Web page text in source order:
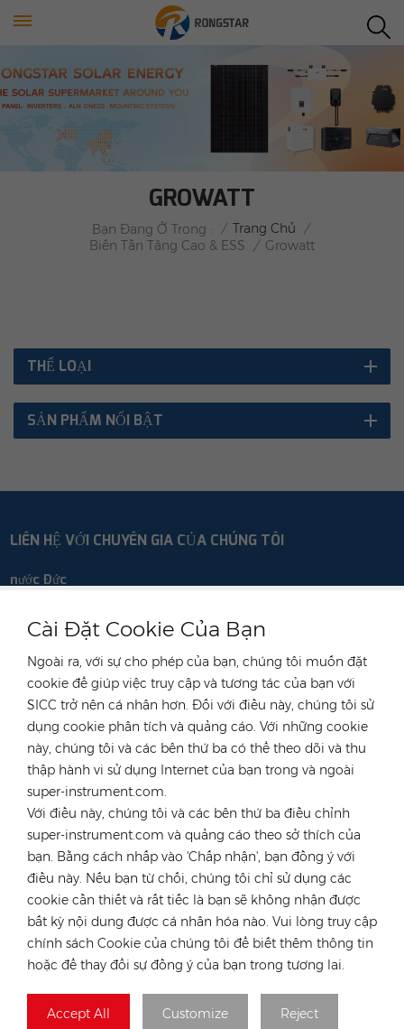
Cài Đặt Cookie Của Bạn
Ngoài ra, với sự cho phép của bạn, chúng tôi muốn đặt
cookie để giúp việc truy cập và tương tác của bạn với
SICC trở nên cá nhân hơn. Đối với điều này, chúng tôi sử
dụng cookie phân tích và quảng cáo. Với những cookie
này, chúng tôi và các bên thứ ba có thể theo dõi và thu
thập hành vi sử dụng Internet của bạn trong và ngoài
super-instrument.com.
Với điều này, chúng tôi và các bên thứ ba điều chỉnh
super-instrument.com và quảng cáo theo sở thích của
bạn. Bằng cách nhấp vào 'Chấp nhận', bạn đồng ý với
điều này. Nếu bạn từ chối, chúng tôi chỉ sử dụng các
cookie cần thiết và rất tiếc là bạn sẽ không nhận được
bất kỳ nội dung được cá nhân hóa nào. Vui lòng truy cập
chính sách Cookie của chúng tôi để biết thêm thông tin
hoặc để thay đổi sự đồng ý của bạn trong tương lai.
Accept All Customize Reject
GROWATT
Bạn Đang Ở Trong : / Trang Chủ
/
Biến Tần Tăng Cao & ESS
/ Growatt
THỂ LOẠI
SẢN PHẨM NỔI BẬT
LIÊN HỆ VỚI CHUYÊN GIA CỦA CHÚNG TÔI
nước Đức
E-mail :anna@rongstar.com
Văn phòng & Kho bãi :Industriestraße 40,
52457 Aldenhoven, Deutschland
Hong Kong
điện thoại : +852 54222219
E-mail :hk@rongstar.com
Văn phòng & Kho bãi :
Yuen Long, Hong Kong
Việt Nam
điện thoại :
+84 522 038 896
E-mail :vn@rongstar.com
Văn phòng :102 Phung Van Cung Street,Ward
7, Phu Nhuan District, HoChi
Kho :263 Go O Moi, Phu Thuan, District 7, Ho
Chi Minh City, Vietnam
Ba Lan